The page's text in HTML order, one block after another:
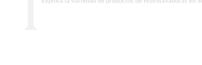
Herramientas, materiales y accesorios de calidad para tus